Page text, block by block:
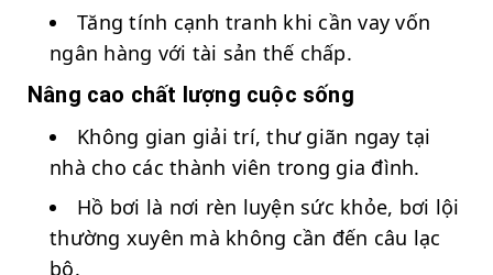
Tăng tính cạnh tranh khi cần vay vốn
ngân hàng với tài sản thế chấp.
Nâng cao chất lượng cuộc sống
Không gian giải trí, thư giãn ngay tại
nhà cho các thành viên trong gia đình.
Hồ bơi là nơi rèn luyện sức khỏe, bơi lội
thường xuyên mà không cần đến câu lạc
bộ.